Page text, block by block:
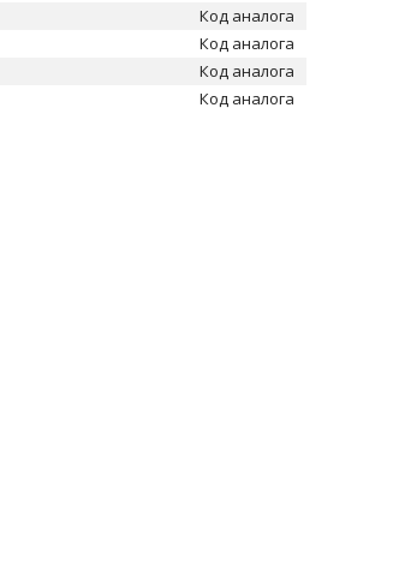
Код аналога
Код аналога
Код аналога
Код аналога